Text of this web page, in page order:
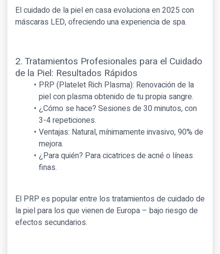
El cuidado de la piel en casa evoluciona en 2025 con
máscaras LED, ofreciendo una experiencia de spa.
2. Tratamientos Profesionales para el Cuidado
de la Piel: Resultados Rápidos
PRP (Platelet Rich Plasma): Renovación de la
piel con plasma obtenido de tu propia sangre.
¿Cómo se hace? Sesiones de 30 minutos, con
3-4 repeticiones.
Ventajas: Natural, mínimamente invasivo, 90% de
mejora.
¿Para quién? Para cicatrices de acné o líneas
finas.
El PRP es popular entre los tratamientos de cuidado de
la piel para los que vienen de Europa – bajo riesgo de
efectos secundarios.